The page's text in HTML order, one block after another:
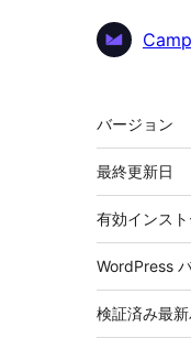
貢
メ
タ
バージョン
最終更新日
有効インス
WordPress
検証済み最